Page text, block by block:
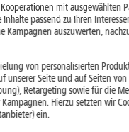
für
Kooperationen mit ausgewählten
passend zu Ihren
Kampagnen auszuwerten,
von personalisierten
unserer Seite und auf Seiten
Retargeting sowie für die
Hierzu setzten wir
ein.